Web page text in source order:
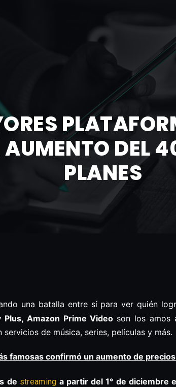
DEL
PLANES
una batalla entre sí para ver quién
Plus, Amazon Prime Video son los amos
de música, series, películas y más.
famosas confirmó un aumento de
de streaming a partir del 1° de diciembre